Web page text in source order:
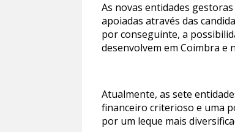
As novas entidades
apoiadas através das
por conseguinte, a
desenvolvem em Coimbra e
Atualmente, as sete
financeiro criterioso e uma
por um leque mais